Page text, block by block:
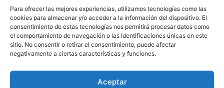
Para ofrecer las mejores experiencias, utilizamos tecnologías como las
cookies para almacenar y/o acceder a la información del dispositivo. El
consentimiento de estas tecnologías nos permitirá procesar datos como
el comportamiento de navegación o las identificaciones únicas en este
sitio. No consentir o retirar el consentimiento, puede afectar
negativamente a ciertas características y funciones.
Aceptar
Categorías
Formación|Entrenamiento|Activismo